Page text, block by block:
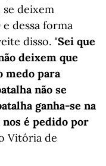
se deixem
dessa forma
disso. "Sei que
deixem que
medo para
não se
ganha-se na
é pedido por
Vitória de